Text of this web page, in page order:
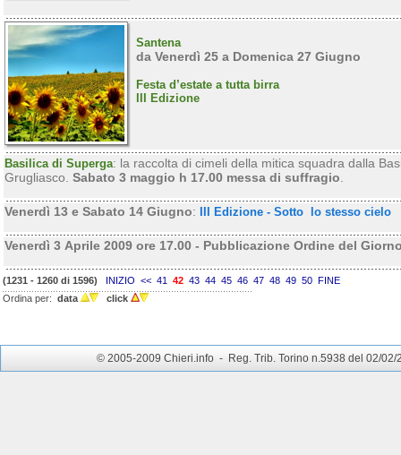
Santena
da Venerdì 25 a Domenica 27 Giugno
Festa d’estate a tutta birra
III Edizione
Basilica di Superga: la raccolta di cimeli della mitica squadra dalla
Grugliasco. Sabato 3 maggio h 17.00 messa di suffragio
Venerdì 13 e Sabato 14 Giugno: III Edizione - Sotto lo stesso cielo
Venerdì 3 Aprile 2009 ore 17.00 - Pubblicazione Ordine del
(1231 - 1260 di 1596) INIZIO << 41 42 43 44 45 46 47 48 49 50 FINE
Ordina per: data click
© 2005-2009 Chieri.info - Reg. Trib. Torino n.5938 del 02/02/